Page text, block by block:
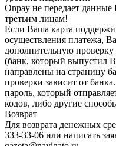
Onpay не передает
третьим лицам!
Если Ваша карта
осуществления платежа,
дополнительную проверку
(банк, который выпустил
направлены на страницу
проверки зависит от
пароль, который
кодов, либо другие
Возврат
Для возврата денежных
333-33-06 или написать